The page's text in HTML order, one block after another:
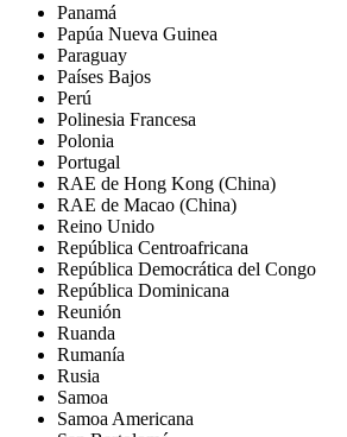
Panamá
Papúa Nueva Guinea
Paraguay
Países Bajos
Perú
Polinesia Francesa
Polonia
Portugal
RAE de Hong Kong (China)
RAE de Macao (China)
Reino Unido
República Centroafricana
República Democrática del Congo
República Dominicana
Reunión
Ruanda
Rumanía
Rusia
Samoa
Samoa Americana